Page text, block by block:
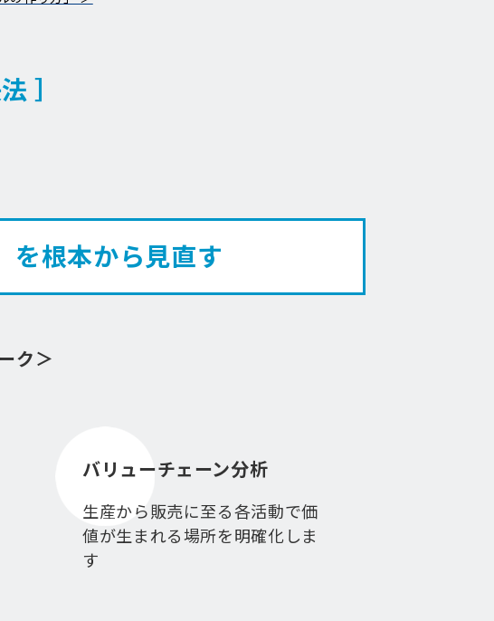
］
を根本から見直す
ク＞
バリューチェーン分析
生産から販売に至る各活動で価
値が生まれる場所を明確化しま
す